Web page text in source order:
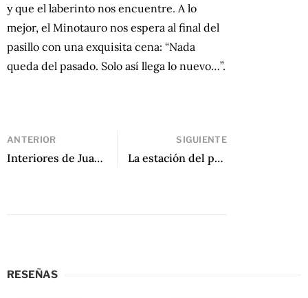
y que el laberinto nos encuentre. A lo
mejor, el Minotauro nos espera al final del
pasillo con una exquisita cena: “Nada
queda del pasado. Solo así llega lo nuevo…”.
ANTERIOR
Interiores de Juan Vitulli
SIGUIENTE
La estación del pantano de Yuri Herrera
RESEÑAS